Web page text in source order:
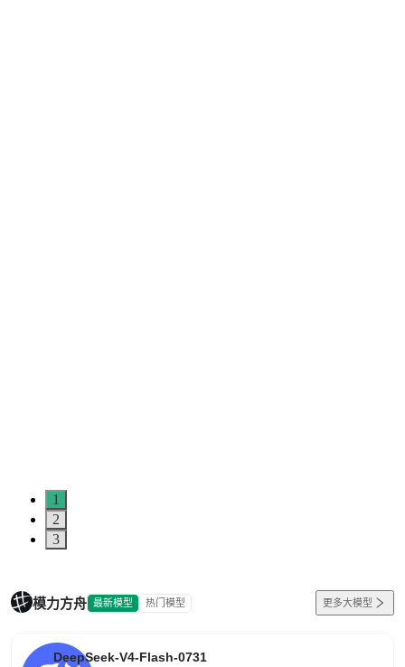
1
2
3
模力方舟 最新模型 热门模型 更多大模型
DeepSeek-V4-Flash-0731